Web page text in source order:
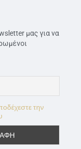
μας για να
την